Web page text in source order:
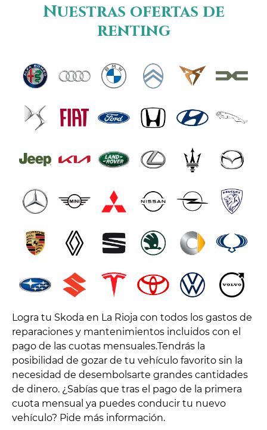
Nuestras ofertas de
renting
Logra tu Skoda en La Rioja con todos los gastos de
reparaciones y mantenimientos incluidos con el
pago de las cuotas mensuales.Tendrás la
posibilidad de gozar de tu vehículo favorito sin la
necesidad de desembolsarte grandes cantidades
de dinero. ¿Sabías que tras el pago de la primera
cuota mensual ya puedes conducir tu nuevo
vehículo? Pide más información.